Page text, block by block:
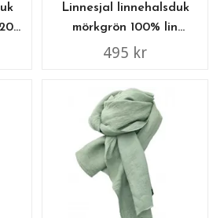
Linnesjal linnehalsduk
mörkgrön 100% lin
45x200 cm
495 kr